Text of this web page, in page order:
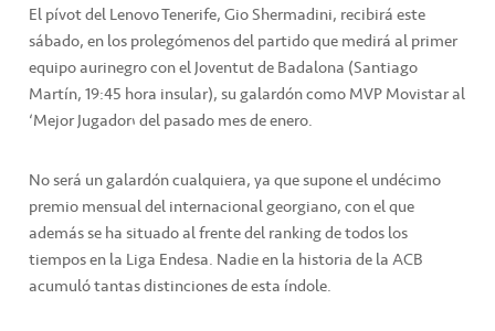
El pívot del Lenovo Tenerife, Gio Shermadini, recibirá este
sábado, en los prolegómenos del partido que medirá al primer
equipo aurinegro con el Joventut de Badalona (Santiago
Martín, 19:45 hora insular), su galardón como MVP Movistar al
‘Mejor Jugador’ del pasado mes de enero.
No será un galardón cualquiera, ya que supone el undécimo
premio mensual del internacional georgiano, con el que
además se ha situado al frente del ranking de todos los
tiempos en la Liga Endesa. Nadie en la historia de la ACB
acumuló tantas distinciones de esta índole.